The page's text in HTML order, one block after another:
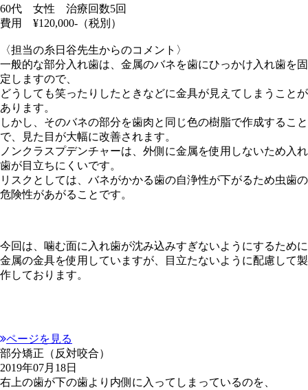
60代 女性 治療回数5回
費用 ¥120,000-（税別）
〈担当の糸日谷先生からのコメント〉
一般的な部分入れ歯は、金属のバネを歯にひっかけ入れ歯を固
定しますので、
どうしても笑ったりしたときなどに金具が見えてしまうことが
あります。
しかし、そのバネの部分を歯肉と同じ色の樹脂で作成すること
で、見た目が大幅に改善されます。
ノンクラスプデンチャーは、外側に金属を使用しないため入れ
歯が目立ちにくいです。
リスクとしては、バネがかかる歯の自浄性が下がるため虫歯の
危険性があがることです。
今回は、噛む面に入れ歯が沈み込みすぎないようにするために
金属の金具を使用していますが、目立たないように配慮して製
作しております。
ページを見る
部分矯正（反対咬合）
2019年07月18日
右上の歯が下の歯より内側に入ってしまっているのを、